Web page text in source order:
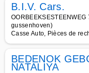
B.I.V. Cars.
gussenhoven)
Casse Auto, Pièces de
BEDENOK
NATALIYA